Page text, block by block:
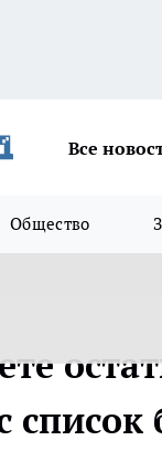
Все
Общество